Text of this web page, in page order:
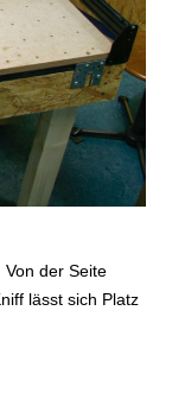
Von der Seite
lässt sich Platz